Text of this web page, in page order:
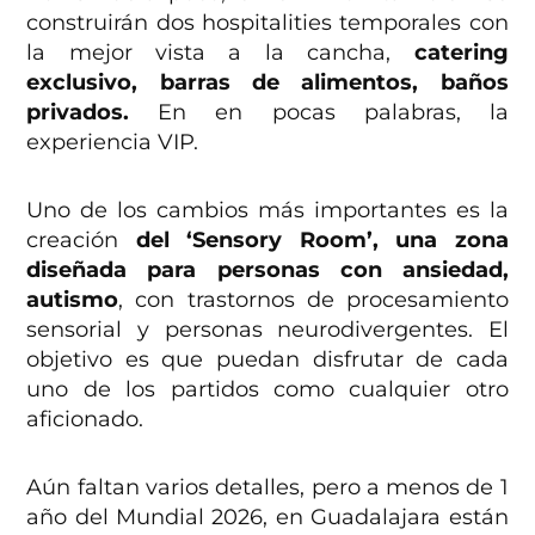
construirán dos hospitalities temporales con
la mejor vista a la cancha, catering
exclusivo, barras de alimentos, baños
privados. En en pocas palabras, la
experiencia VIP.
Uno de los cambios más importantes es la
creación del ‘Sensory Room’, una zona
diseñada para personas con ansiedad,
autismo, con trastornos de procesamiento
sensorial y personas neurodivergentes. El
objetivo es que puedan disfrutar de cada
uno de los partidos como cualquier otro
aficionado.
Aún faltan varios detalles, pero a menos de 1
año del Mundial 2026, en Guadalajara están